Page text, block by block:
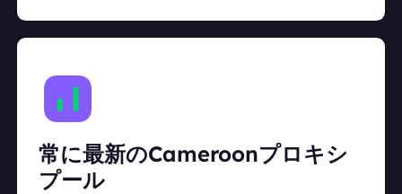
常に最新のCameroonプロキシ
プール